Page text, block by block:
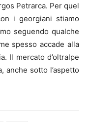
Petrarca. Per quel
i georgiani stiamo
seguendo qualche
spesso accade alla
Il mercato d’oltralpe
anche sotto l’aspetto